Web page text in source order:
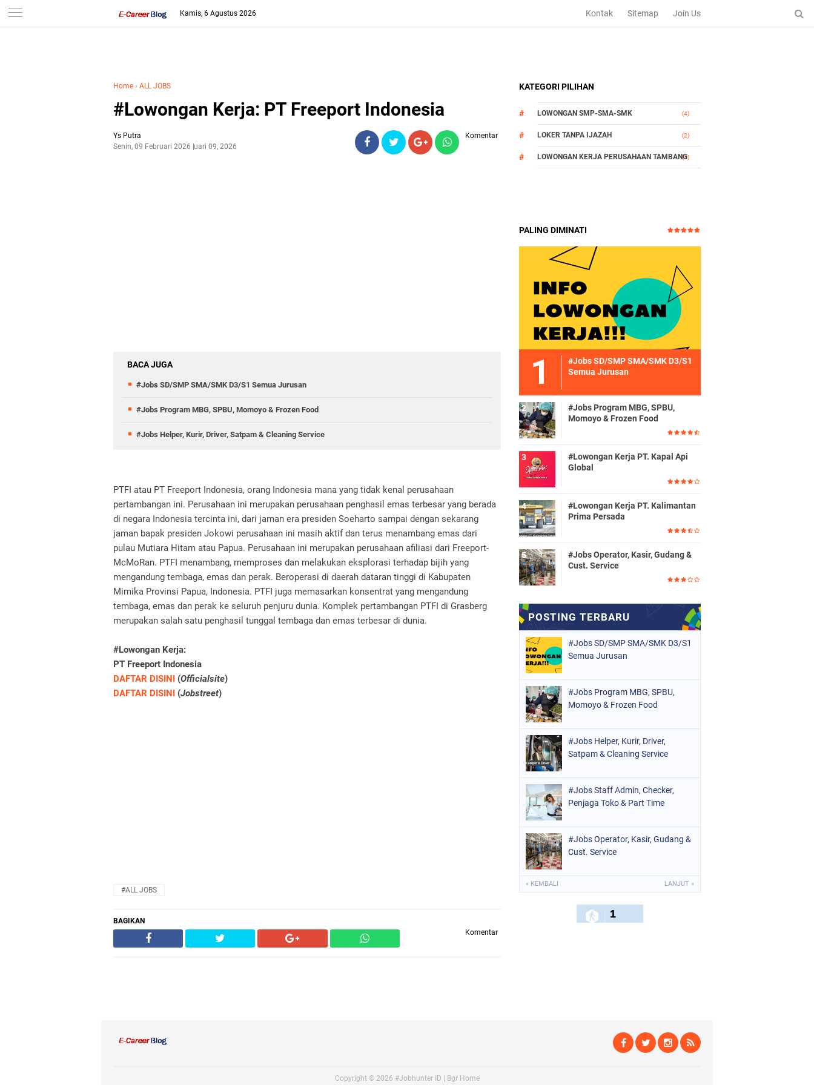
-->
Kamis, 6 Agustus 2026 Kontak Sitemap Join Us
Home › ALL JOBS
#Lowongan Kerja: PT Freeport Indonesia
Ys Putra
Senin, 09 Februari 2026Februari 09, 2026
Komentar
BACA JUGA
#Jobs SD/SMP SMA/SMK D3/S1 Semua Jurusan
#Jobs Program MBG, SPBU, Momoyo & Frozen Food
#Jobs Helper, Kurir, Driver, Satpam & Cleaning Service
PTFI atau PT Freeport Indonesia, orang Indonesia mana yang tidak kenal perusahaan
pertambangan ini. Perusahaan ini merupakan perusahaan penghasil emas terbesar yang berada
di negara Indonesia tercinta ini, dari jaman era presiden Soeharto sampai dengan sekarang
jaman bapak presiden Jokowi perusahaan ini masih aktif dan terus menambang emas dari
pulau Mutiara Hitam atau Papua. Perusahaan ini merupakan perusahaan afiliasi dari Freeport-
McMoRan. PTFI menambang, memproses dan melakukan eksplorasi terhadap bijih yang
mengandung tembaga, emas dan perak. Beroperasi di daerah dataran tinggi di Kabupaten
Mimika Provinsi Papua, Indonesia. PTFI juga memasarkan konsentrat yang mengandung
tembaga, emas dan perak ke seluruh penjuru dunia. Komplek pertambangan PTFI di Grasberg
merupakan salah satu penghasil tunggal tembaga dan emas terbesar di dunia.
#Lowongan Kerja:
PT Freeport Indonesia
DAFTAR DISINI (Officialsite)
DAFTAR DISINI (Jobstreet)
#ALL JOBS
BAGIKAN
Komentar
KATEGORI PILIHAN
LOWONGAN SMP-SMA-SMK (4)
LOKER TANPA IJAZAH (2)
LOWONGAN KERJA PERUSAHAAN TAMBANG
(1)
PALING DIMINATI
#Jobs SD/SMP SMA/SMK D3/S1
Semua Jurusan
#Jobs Program MBG, SPBU,
Momoyo & Frozen Food
#Lowongan Kerja PT. Kapal Api
Global
#Lowongan Kerja PT. Kalimantan
Prima Persada
#Jobs Operator, Kasir, Gudang &
Cust. Service
#Jobs SD/SMP SMA/SMK D3/S1
Semua Jurusan
#Jobs Program MBG, SPBU,
Momoyo & Frozen Food
#Jobs Helper, Kurir, Driver,
Satpam & Cleaning Service
#Jobs Staff Admin, Checker,
Penjaga Toko & Part Time
#Jobs Operator, Kasir, Gudang &
Cust. Service
« KEMBALI LANJUT »
1
Copyright © 2026 #Jobhunter ID | Bgr Home